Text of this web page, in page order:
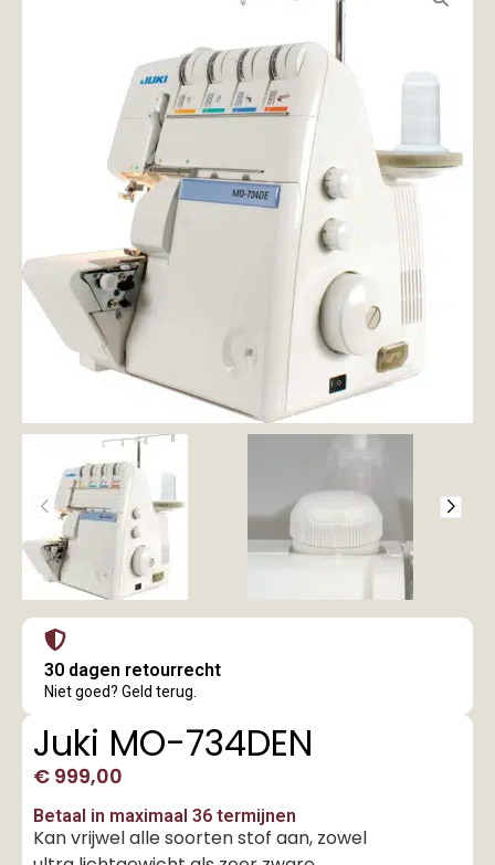
30 dagen retourrecht
Niet goed? Geld terug.
Juki MO-734DEN
€ 999,00
Betaal in maximaal 36 termijnen
Kan vrijwel alle soorten stof aan, zowel